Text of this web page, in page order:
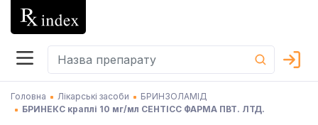
Головна Лікарські засоби
БРИНЗОЛАМІД
БРИНЕКС краплі 10 мг/мл СЕНТІСС ФАРМА ПВТ. ЛТД.